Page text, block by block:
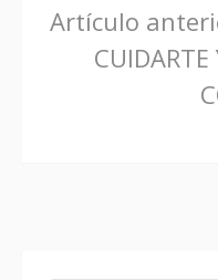
Seguir
leyendo
Artículo
CUIDARTE